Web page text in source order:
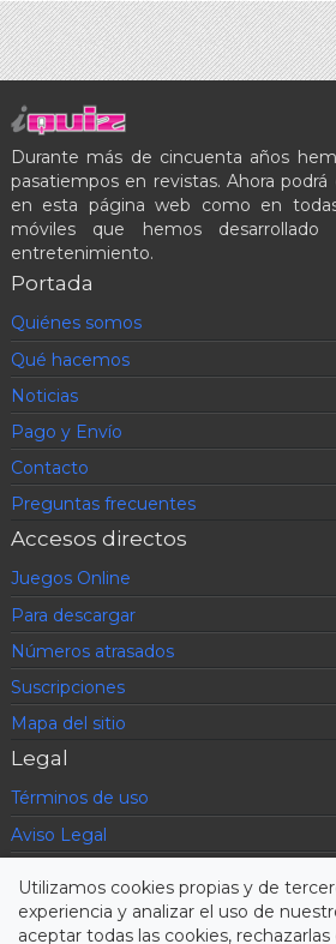
Durante más de cincuenta años
pasatiempos en revistas. Ahora
en esta página web como en
móviles que hemos
entretenimiento.
Portada
Quiénes somos
Qué hacemos
Noticias
Pago y Envío
Contacto
Preguntas frecuentes
Accesos directos
Juegos Online
Para descargar
Números atrasados
Suscripciones
Mapa del sitio
Legal
Términos de uso
Aviso Legal
Condiciones contratación
Utilizamos cookies propias y de
experiencia y analizar el uso de
aceptar todas las cookies,